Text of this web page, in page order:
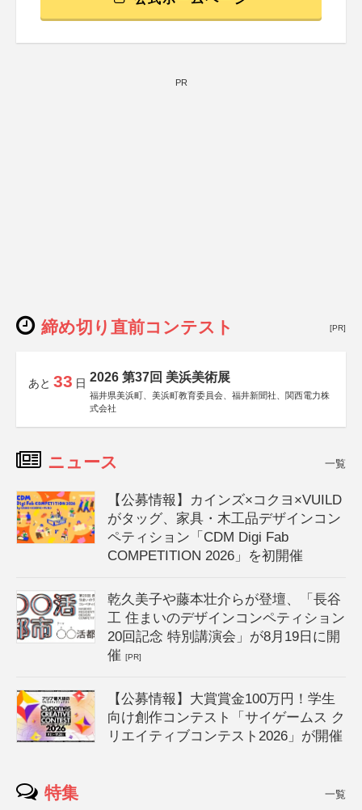
PR
締め切り直前コンテスト [PR]
あと 33 日 2026 第37回 美浜美術展
福井県美浜町、美浜町教育委員会、福井新聞社、関西電力株
式会社
ニュース 一覧
【公募情報】カインズ×コクヨ×VUILD
がタッグ、家具・木工品デザインコン
ペティション「CDM Digi Fab
COMPETITION 2026」を初開催
乾久美子や藤本壮介らが登壇、「長谷
工 住まいのデザインコンペティション
20回記念 特別講演会」が8月19日に開
催[PR]
【公募情報】大賞賞金100万円！学生
向け創作コンテスト「サイゲームス ク
リエイティブコンテスト2026」が開催
特集 一覧